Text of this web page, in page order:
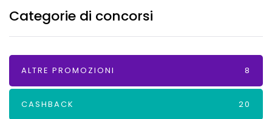
Categorie di concorsi
ALTRE PROMOZIONI 8
CASHBACK 20